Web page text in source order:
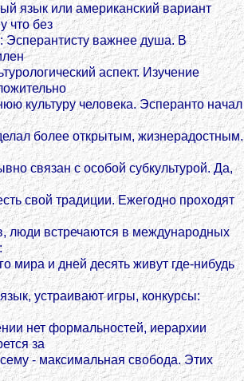
язык или американский вариант
что без
Эсперантисту важнее душа. В
аспект. Изучение
культуру человека. Эсперанто начал
более открытым, жизнерадостным.
связан с особой субкультурой. Да,
свой традиции. Ежегодно проходят
люди встречаются в международных
мира и дней десять живут где-нибудь
устраивают игры, конкурсы:
нет формальностей, иерархии
за
- максимальная свобода. Этих